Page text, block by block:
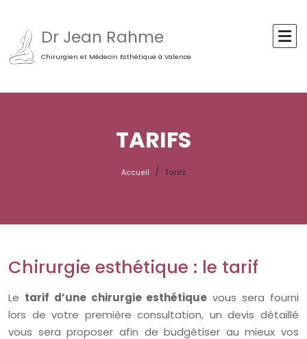
Dr Jean Rahme
Chirurgien et Médecin Esthétique à Valence
TARIFS
Accueil Tarifs
Chirurgie esthétique : le tarif
Le tarif d’une chirurgie esthétique vous sera fourni
lors de votre première consultation, un devis détaillé
vous sera proposer afin de budgétiser au mieux vos